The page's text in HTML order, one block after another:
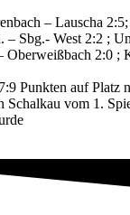
– Lauscha
– Sbg.- West 2:2 ;
Oberweißbach 2:0 ;
Punkten auf Platz
Schalkau vom 1.